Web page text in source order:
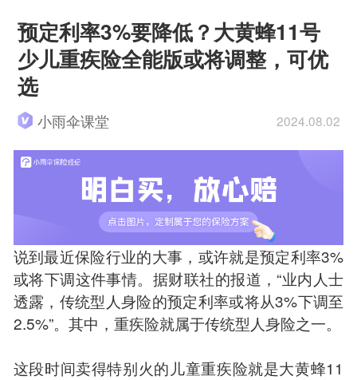
预定利率3%要降低？大黄蜂11号
少儿重疾险全能版或将调整，可优
选
小雨伞课堂 2024.08.02
说到最近保险行业的大事，或许就是预定利率3%
或将下调这件事情。据财联社的报道，“业内人士
透露，传统型人身险的预定利率或将从3%下调至
2.5%”。其中，重疾险就属于传统型人身险之一。
这段时间卖得特别火的儿童重疾险就是大黄蜂11